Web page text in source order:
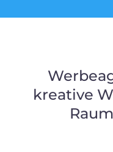
kreative